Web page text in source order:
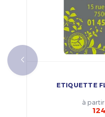
ETIQUETTE
à partir